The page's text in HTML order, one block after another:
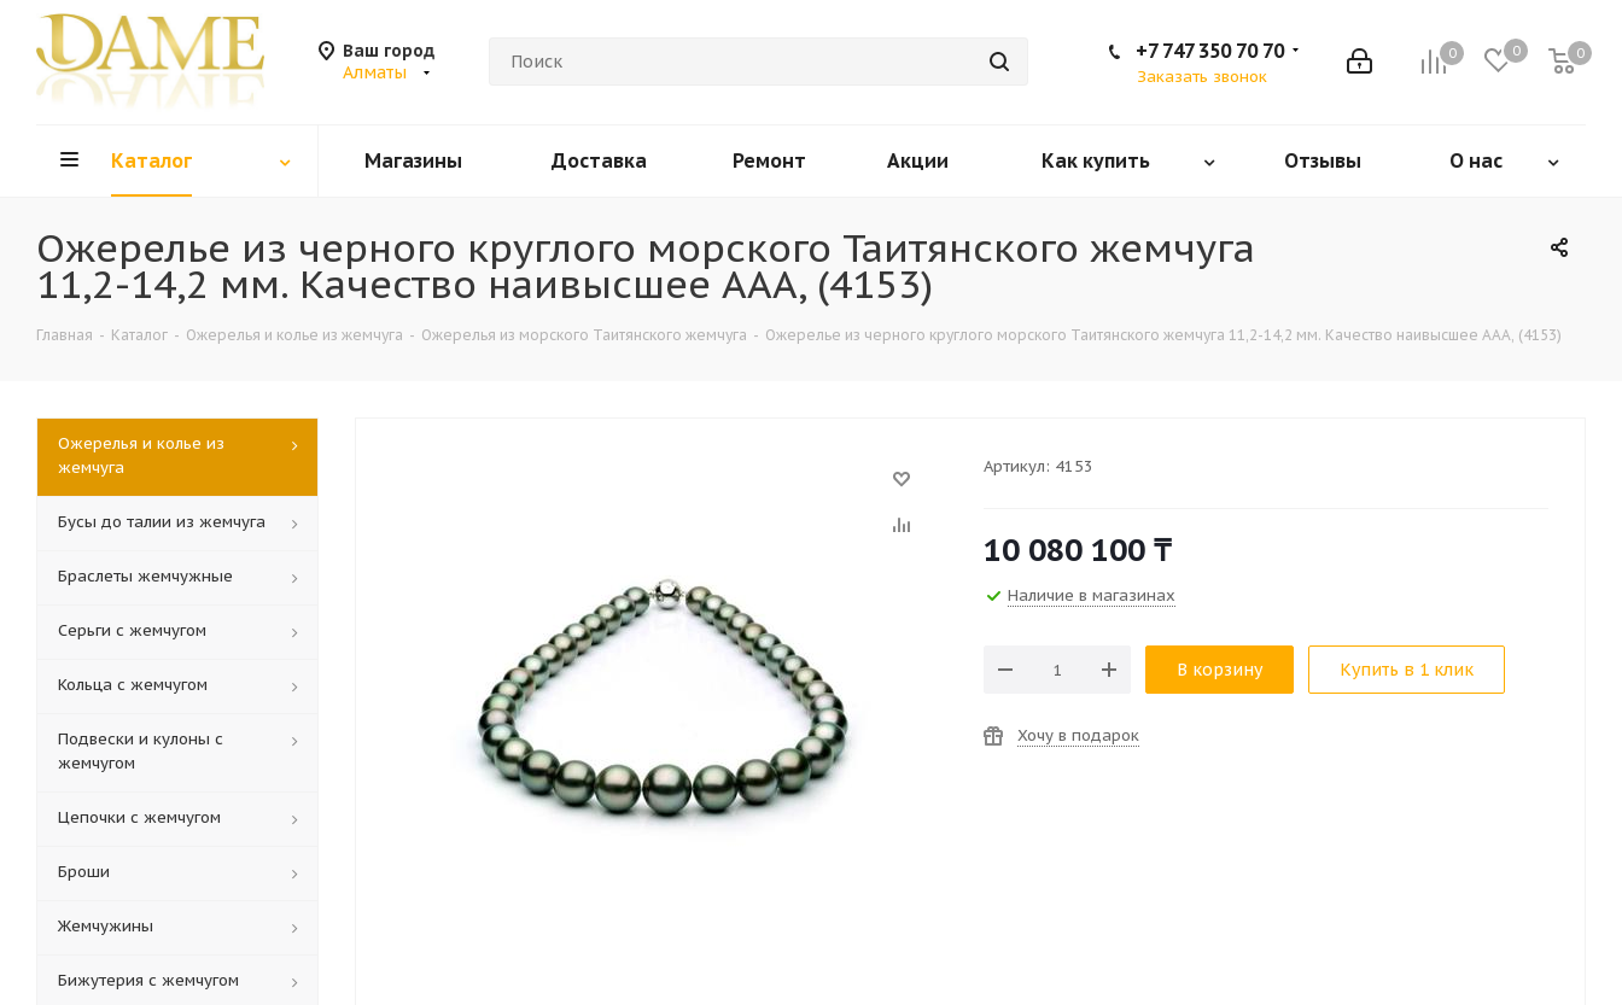
Ваш город
Алматы
0 0 0
+7 747 350 70 70
Заказать звонок
Каталог Магазины Доставка Ремонт Акции Как купить Отзывы О нас
Ожерелье из черного круглого морского Таитянского жемчуга
11,2-14,2 мм. Качество наивысшее ААА, (4153)
Главная - Каталог - Ожерелья и колье из жемчуга - Ожерелья из морского Таитянского жемчуга - Ожерелье из черного круглого морского Таитянского жемчуга 11,2-14,2 мм. Качество наивысшее ААА, (4153)
Артикул: 4153
10 080 100 ₸
Наличие в магазинах
В корзину Купить в 1 клик
Хочу в подарок
Ожерелья и колье из
жемчуга
Бусы до талии из жемчуга
Браслеты жемчужные
Серьги с жемчугом
Кольца c жемчугом
Подвески и кулоны с
жемчугом
Цепочки с жемчугом
Броши
Жемчужины
Бижутерия с жемчугом